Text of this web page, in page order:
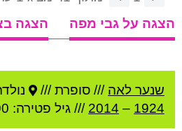
הצגה על גבי מפה
הצגה
שנער לאה /// סופרת ///
1924
–
2014 /// גיל פטירה: 90